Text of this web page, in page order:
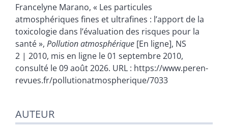
Francelyne Marano, « Les particules
atmosphériques fines et ultrafines : l’apport de la
toxicologie dans l’évaluation des risques pour la
santé », Pollution atmosphérique [En ligne], NS
2 | 2010, mis en ligne le 01 septembre 2010,
consulté le 09 août 2026. URL : https://www.peren-
revues.fr/pollutionatmospherique/7033
AUTEUR